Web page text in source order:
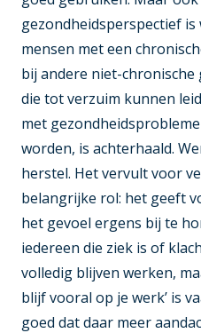
gezondheidsperspectief
mensen met een
bij andere niet-
die tot verzuim kunnen
met
worden, is achterhaald.
herstel. Het vervult voor
belangrijke rol: het geeft
het gevoel ergens bij te
iedereen die ziek is of
volledig blijven werken,
blijf vooral op je werk’ is
goed dat daar meer